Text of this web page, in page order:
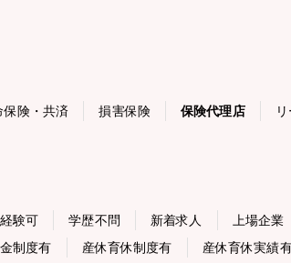
保険・共済 損害保険 保険代理店
験可 学歴不問 新着求人 上場企業
制度有 産休育休制度有 産休育休実績